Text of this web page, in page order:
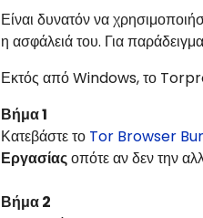
Είναι δυνατόν να
η ασφάλειά του. Για
Εκτός από Windows, το
Βήμα 1
Κατεβάστε το Tor Browser
Εργασίαςοπότε αν δεν την
Βήμα 2